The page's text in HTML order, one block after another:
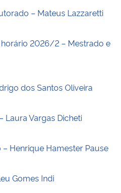
– Mateus Lazzaretti
horário 2026/2 – Mestrado e
dos Santos Oliveira
Laura Vargas Dicheti
Henrique Hamester Pause
Gomes Indi